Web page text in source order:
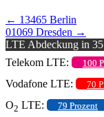
← 13465 Berlin
01069 Dresden →
LTE Abdeckung in
Telekom LTE:
100
Vodafone LTE: 70
O2 LTE: 79 Prozent